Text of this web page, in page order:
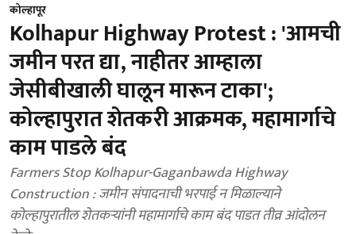
कोल्हापूर
Kolhapur Highway Protest : 'आमची
जमीन परत द्या, नाहीतर आम्हाला
जेसीबीखाली घालून मारून टाका';
कोल्हापुरात शेतकरी आक्रमक, महामार्गाचे
काम पाडले बंद
Farmers Stop Kolhapur-Gaganbawda Highway
Construction : जमीन संपादनाची भरपाई न मिळाल्याने
कोल्हापुरातील शेतकऱ्यांनी महामार्गाचे काम बंद पाडत तीव्र आंदोलन